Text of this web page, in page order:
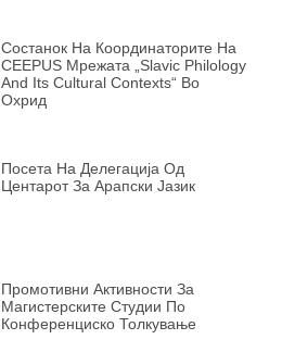
Состанок На Координаторите На
CEEPUS Мрежата „Slavic Philology
And Its Cultural Contexts“ Во
Охрид
Посета На Делегација Од
Центарот За Арапски Јазик
Промотивни Активности За
Магистерските Студии По
Конференциско Толкување